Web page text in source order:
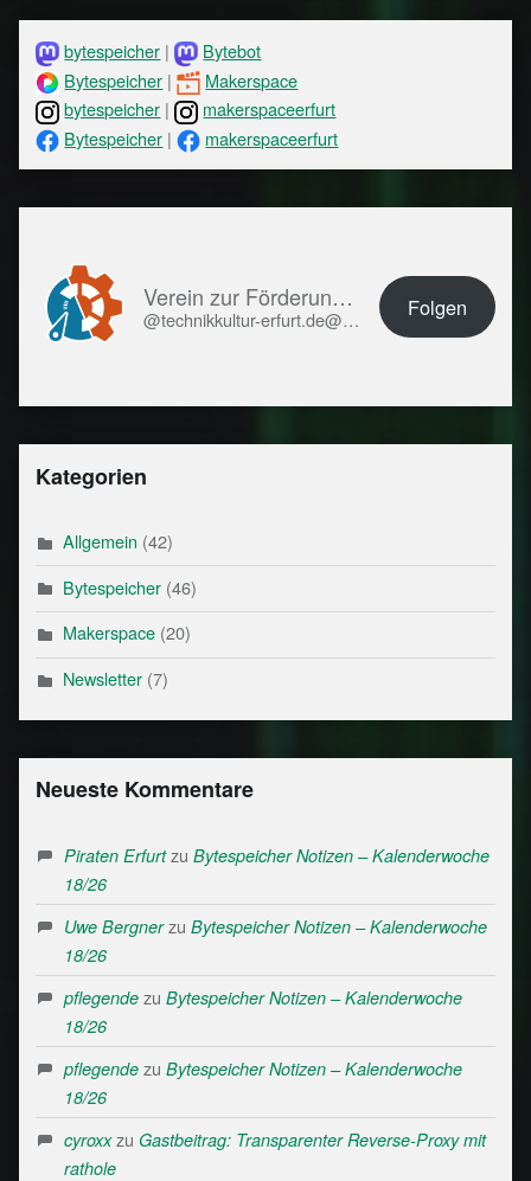
bytespeicher |
Bytebot
Bytespeicher |
Makerspace
bytespeicher |
makerspaceerfurt
Bytespeicher | makerspaceerfurt
Verein zur Förderung von Technikkultur in Erfurt e.V.
@technikkultur-erfurt.de@technikkultur-erfurt.de Folgen
Kategorien
Allgemein (42)
Bytespeicher(46)
Makerspace(20)
Newsletter(7)
Neueste Kommentare
Piraten Erfurtzu Bytespeicher Notizen – Kalenderwoche
18/26
Uwe Bergnerzu Bytespeicher Notizen – Kalenderwoche
18/26
pflegendezu Bytespeicher Notizen – Kalenderwoche
18/26
pflegendezu Bytespeicher Notizen – Kalenderwoche
18/26
cyroxxzu Gastbeitrag: Transparenter Reverse-Proxy mit
rathole